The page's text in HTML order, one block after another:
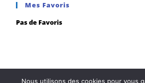
Mes Favoris
Pas de Favoris
Nous utilisons des cookies pour vous